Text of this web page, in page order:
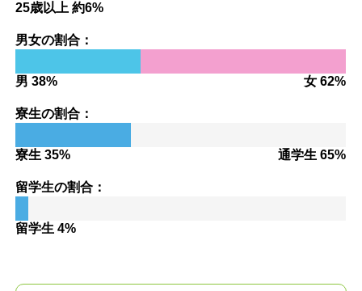
25歳以上 約6%
男女の割合：
男 38% 女 62%
寮生の割合：
寮生 35% 通学生 65%
留学生の割合：
留学生 4%